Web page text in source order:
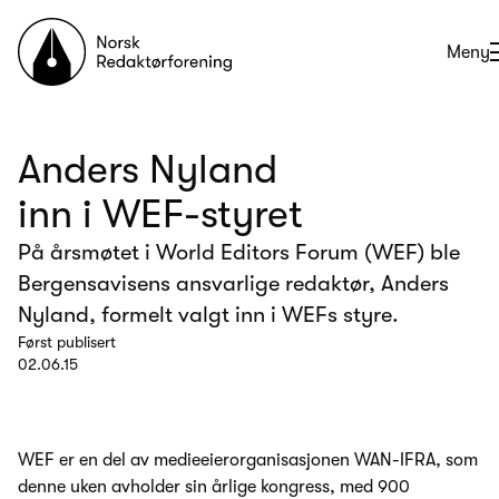
Til forsiden
Åpne
Meny
Anders Nyland
inn i WEF-styret
På årsmøtet i World Editors Forum (WEF) ble
Bergensavisens ansvarlige redaktør, Anders
Nyland, formelt valgt inn i WEFs styre.
Først publisert
02.06.15
WEF er en del av medieeierorganisasjonen WAN-IFRA, som
denne uken avholder sin årlige kongress, med 900